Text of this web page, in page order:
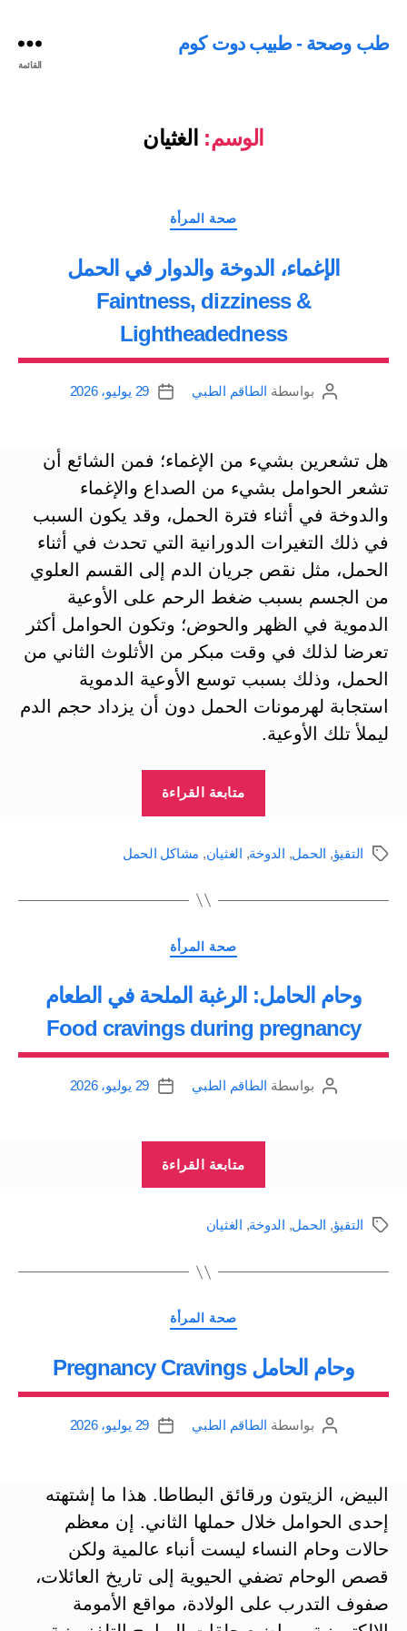
طب وصحة - طبيب دوت كوم
القائمة
الوسم: الغثيان
التصنيفات
صحة المرأة
الإغماء، الدوخة والدوار في الحمل
Faintness, dizziness &
Lightheadedness
كاتببواسطة الطاقم الطبي
تاريخ
29 يوليو، 2026
هل تشعرين بشيء من الإغماء؛ فمن الشائع أن
تشعر الحوامل بشيء من الصداع والإغماء
والدوخة في أثناء فترة الحمل، وقد يكون السبب
في ذلك التغيرات الدورانية التي تحدث في أثناء
الحمل، مثل نقص جريان الدم إلى القسم العلوي
من الجسم بسبب ضغط الرحم على الأوعية
الدموية في الظهر والحوض؛ وتكون الحوامل أكثر
تعرضا لذلك في وقت مبكر من الأثلوث الثاني من
الحمل، وذلك بسبب توسع الأوعية الدموية
استجابة لهرمونات الحمل دون أن يزداد حجم الدم
ليملأ تلك الأوعية.
متابعة القراءة
في
Lightheadedness”
الوسومالتقيؤ, الحمل, الدوخة, الغثيان, مشاكل الحمل
التصنيفات
صحة المرأة
وحام الحامل: الرغبة الملحة في الطعام
Food cravings during pregnancy
كاتببواسطة الطاقم الطبي
تاريخ
29 يوليو، 2026
متابعة القراءة
during
pregnancy”
الوسومالتقيؤ, الحمل, الدوخة, الغثيان
التصنيفات
صحة المرأة
وحام الحامل Pregnancy Cravings
كاتببواسطة الطاقم الطبي
تاريخ
29 يوليو، 2026
البيض، الزيتون ورقائق البطاطا. هذا ما إشتهته
إحدى الحوامل خلال حملها الثاني. إن معظم
حالات وحام النساء ليست أنباء عالمية ولكن
قصص الوحام تضفي الحيوية إلى تاريخ العائلات،
صفوف التدرب على الولادة، مواقع الأمومة